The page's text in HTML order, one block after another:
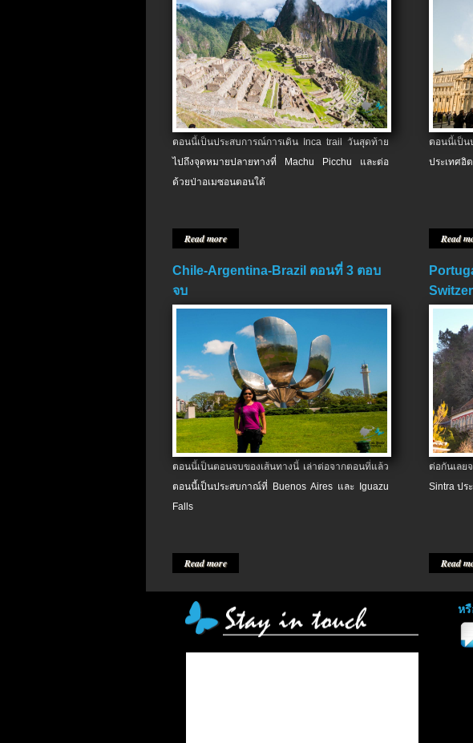
ตอนนี้เป็นประสบการณ์การเดิน Inca trail วันสุดท้าย
ไปถึงจุดหมายปลายทางที่ Machu Picchu และต่อ
ด้วยป่าอเมซอนตอนใต้
Read more
ตอนนี้เป็
ประเทศอิ
Read
Chile-Argentina-Brazil ตอนที่ 3 ตอบ
จบ
ตอนนี้เป็นตอนจบของเส้นทางนี้ เล่าต่อจากตอนที่แล้ว
ตอนนี้เป็นประสบกาณ์ที่ Buenos Aires และ Iguazu
Falls
Read more
ต่อกันเล
Sintra ปร
Read
ห